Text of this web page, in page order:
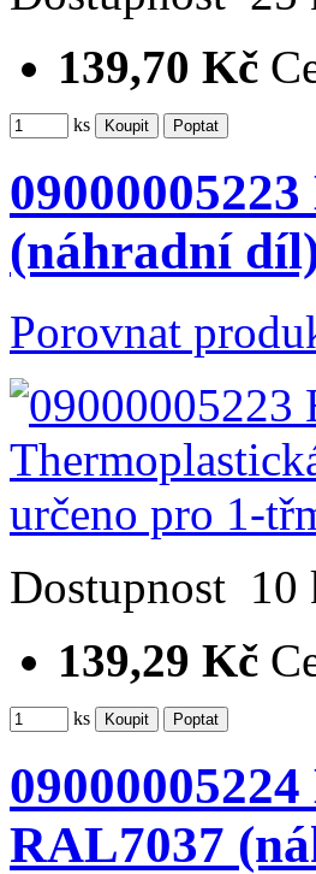
139,70 Kč
ks
(náhradní
Porovnat
Dostupnost 10
139,29 Kč
ks
RAL7037